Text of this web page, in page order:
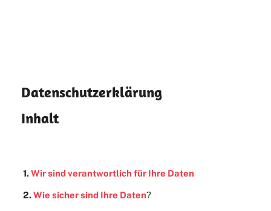
Datenschutzerklärung
Inhalt
1.Wir sind verantwortlich für Ihre Daten
2.Wie sicher sind Ihre Daten?